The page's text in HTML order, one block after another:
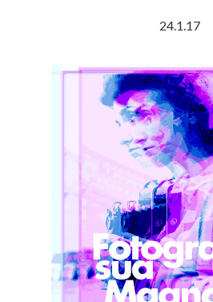
24.1.17